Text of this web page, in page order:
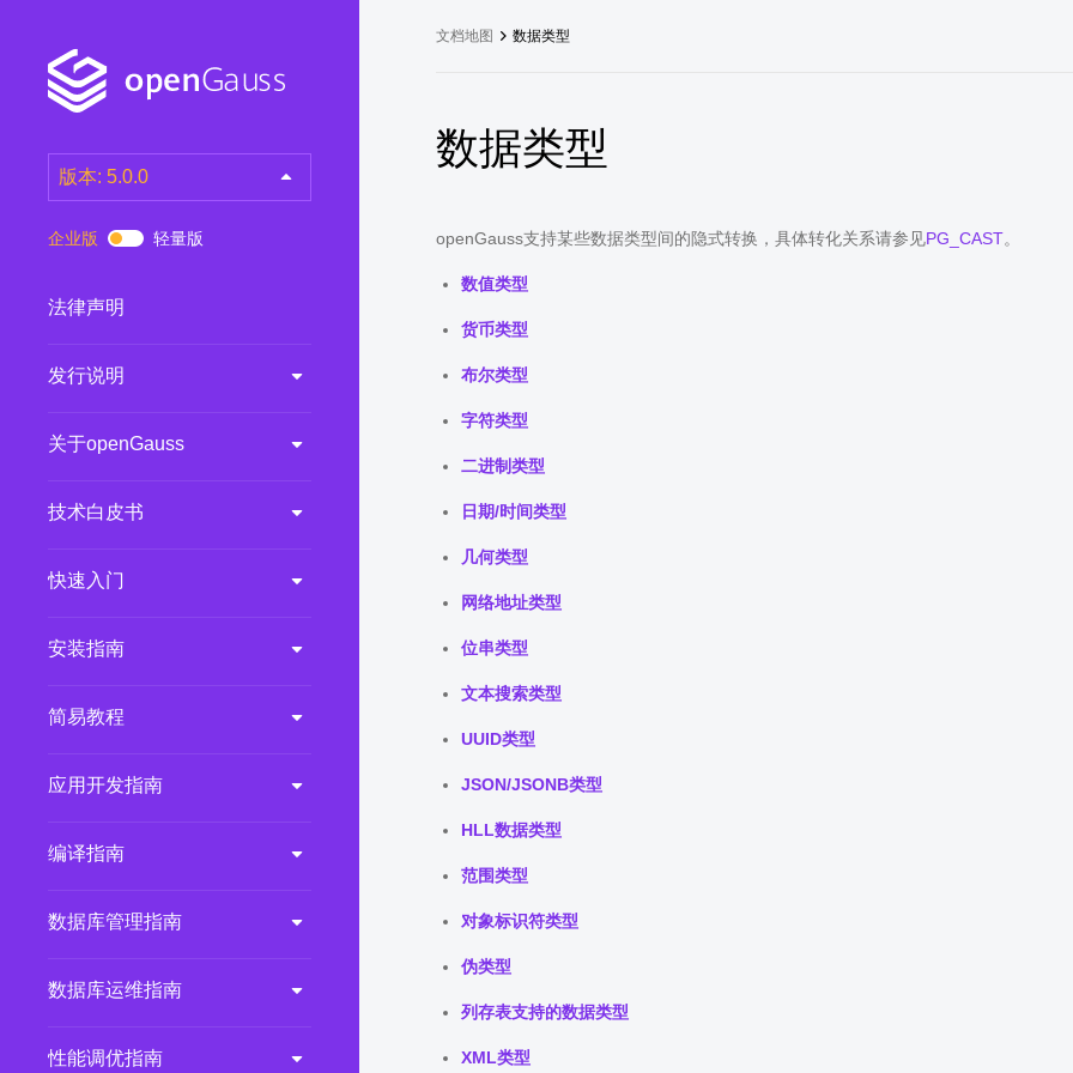
版本: 5.0.0
7.0.0-RC2
6.0.0 (LTS)
5.1.0 (Preview)
2.0.0 (LTS)
3.1.0 (EOM)
2.0.1 (EOM)
1.0.1 (EOM)
企业版 轻量版
法律声明
发行说明
关于openGauss
技术白皮书
快速入门
安装指南
简易教程
应用开发指南
编译指南
数据库管理指南
数据库运维指南
性能调优指南
文档地图 数据类型
数据类型
openGauss支持某些数据类型间的隐式转换，具体转化关系请参见PG_CAST。
数值类型
货币类型
布尔类型
字符类型
二进制类型
日期/时间类型
几何类型
网络地址类型
位串类型
文本搜索类型
UUID类型
JSON/JSONB类型
HLL数据类型
范围类型
对象标识符类型
伪类型
列存表支持的数据类型
XML类型